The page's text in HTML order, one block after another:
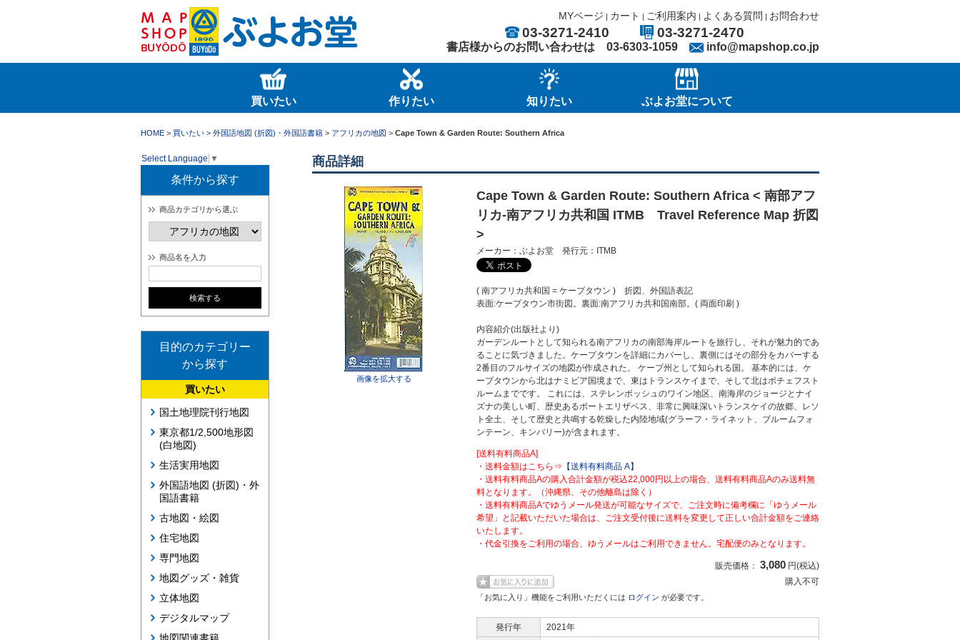
MYページ | カート | ご利用案内 | よくある質問 | お問合わせ
03-3271-2410 03-3271-2470
書店様からのお問い合わせは 03-6303-1059 info@mapshop.co.jp
買いたい 作りたい 知りたい ぶよお堂について
HOME > 買いたい > 外国語地図 (折図)・外国語書籍 > アフリカの地図 > Cape Town & Garden Route: Southern Africa
Select Language ▼
条件から探す
商品カテゴリから選ぶ
商品名を入力
目的のカテゴリー
から探す
買いたい
国土地理院刊行地図
東京都1/2,500地形図
(白地図)
生活実用地図
外国語地図 (折図)・外
国語書籍
古地図・絵図
住宅地図
専門地図
地図グッズ・雑貨
立体地図
デジタルマップ
商品詳細
画像を拡大する
Cape Town & Garden Route: Southern Africa < 南部アフ
リカ-南アフリカ共和国 ITMB Travel Reference Map 折図
>
メーカー：ぶよお堂 発行元：ITMB
( 南アフリカ共和国 = ケープタウン ) 折図、外国語表記
表面:ケープタウン市街図。裏面:南アフリカ共和国南部。( 両面印刷 )
内容紹介(出版社より)
ガーデンルートとして知られる南アフリカの南部海岸ルートを旅行し、それが魅力的であ
ることに気づきました。ケープタウンを詳細にカバーし、裏側にはその部分をカバーする
2番目のフルサイズの地図が作成された。 ケープ州として知られる国。 基本的には、ケ
ープタウンから北はナミビア国境まで、東はトランスケイまで、そして北はポチェフスト
ルームまでです。 これには、ステレンボッシュのワイン地区、南海岸のジョージとナイ
ズナの美しい町、歴史あるポートエリザベス、非常に興味深いトランスケイの故郷、レソ
ト全土、そして歴史と共鳴する乾燥した内陸地域(グラーフ・ライネット、ブルームフォ
ンテーン、キンバリー)が含まれます。
[送料有料商品A]
・送料金額はこちら⇒ 【送料有料商品 A】
・送料有料商品Aの購入合計金額が税込22,000円以上の場合、送料有料商品Aのみ送料無
料となります。（沖縄県、その他離島は除く）
・送料有料商品Aでゆうメール発送が可能なサイズで、ご注文時に備考欄に「ゆうメール
希望」と記載いただいた場合は、ご注文受付後に送料を変更して正しい合計金額をご連絡
いたします。
・代金引換をご利用の場合、ゆうメールはご利用できません。宅配便のみとなります。
販売価格： 3,080 円(税込)
購入不可
「お気に入り」機能をご利用いただくには ログイン が必要です。
発行年
2021年